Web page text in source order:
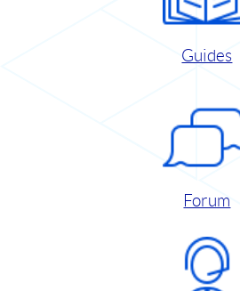
Guides
Forum